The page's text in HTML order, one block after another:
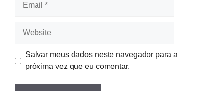
Salvar meus dados neste navegador para a
próxima vez que eu comentar.